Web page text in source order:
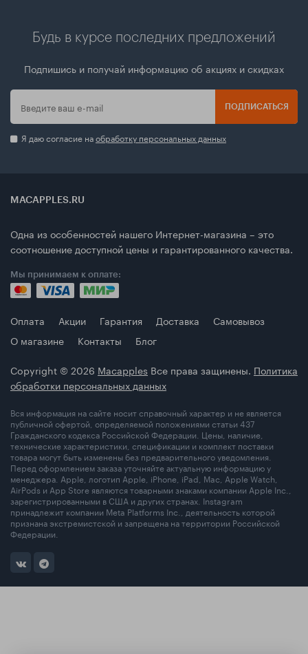
Будь в курсе последних предложений
Подпишись и получай информацию об акциях и скидках
ПОДПИСАТЬСЯ
Я даю согласие наобработку персональных данных
MACAPPLES.RU
Одна из особенностей нашего Интернет-магазина – это
соотношение доступной цены и гарантированного качества.
Мы принимаем к оплате:
Оплата Акции Гарантия Доставка
Самовывоз
О магазине
Контакты
Блог
Copyright © 2026 Macapples Все права защинены. Политика
обработки персональных данных
Вся информация на сайте носит справочный характер и не является
публичной офертой, определяемой положениями статьи 437
Гражданского кодекса Российской Федерации. Цены, наличие,
технические характеристики, спецификации и комплект поставки
товара могут быть изменены без предварительного уведомления.
Перед оформлением заказа уточняйте актуальную информацию у
менеджера. Apple, логотип Apple, iPhone, iPad, Mac, Apple Watch,
AirPods и App Store являются товарными знаками компании Apple Inc.,
зарегистрированными в США и других странах. Instagram
принадлежит компании Meta Platforms Inc., деятельность которой
признана экстремистской и запрещена на территории Российской
Федерации.